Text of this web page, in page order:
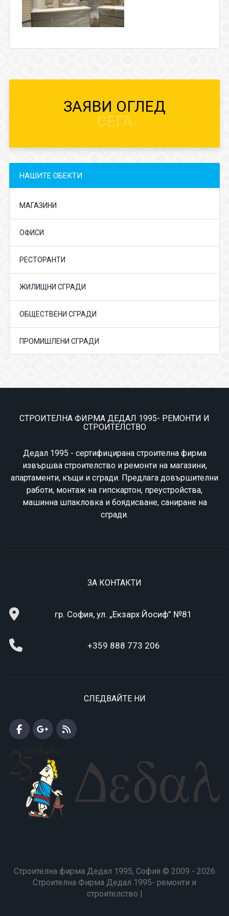
ЗАЯВИ ОГЛЕД
СЕГА
НАШИТЕ ОБЕКТИ
МАГАЗИНИ
ОФИСИ
РЕСТОРАНТИ
ЖИЛИЩНИ СГРАДИ
ОБЩЕСТВЕНИ СГРАДИ
ПРОМИШЛЕНИ СГРАДИ
СТРОИТЕЛНА ФИРМА ДЕДАЛ 1995- РЕМОНТИ И
СТРОИТЕЛСТВО
Дедал 1995 - сертифицирана строителна фирма
извършва строителство и ремонти на магазини,
апартаменти, къщи и сгради. Предлага довършителни
работи, монтаж на гипскартон, преустройства,
машинна шпакловка и боядисване, саниране на
сгради.
ЗА КОНТАКТИ
гр. София, ул. „Екзарх Йосиф” №81
+359 888 773 206
СЛЕДВАЙТЕ НИ
Строителна фирма Дедал 1995, София © 2009 - 2026
Строителна Фирма Дедал 1995- ремонти и
строителство |